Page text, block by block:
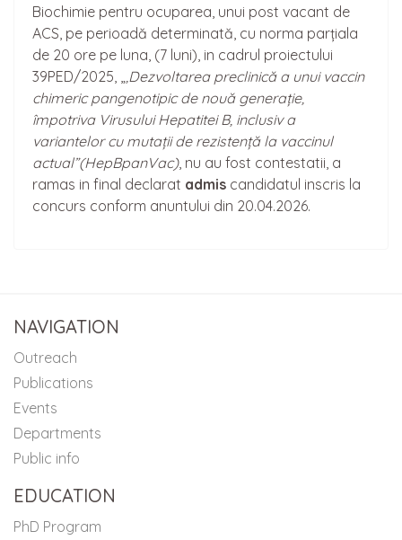
Biochimie pentru ocuparea, unui post vacant de
ACS, pe perioadă determinată, cu norma parțiala
de 20 ore pe luna, (7 luni), in cadrul proiectului
39PED/2025, „‚Dezvoltarea preclinică a unui vaccin
chimeric pangenotipic de nouă generație,
împotriva Virusului Hepatitei B, inclusiv a
variantelor cu mutații de rezistență la vaccinul
actual”(HepBpanVac), nu au fost contestatii, a
ramas in final declarat admis candidatul inscris la
concurs conform anuntului din 20.04.2026.
NAVIGATION
Outreach
Publications
Events
Departments
Public info
EDUCATION
PhD Program